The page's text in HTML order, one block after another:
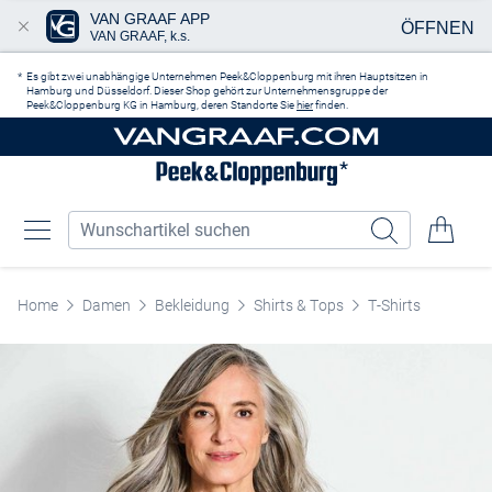
Es gibt zwei unabhängige Unternehmen Peek&Cloppenburg mit ihren Hauptsitzen in
Hamburg und Düsseldorf. Dieser Shop gehört zur Unternehmensgruppe der
Peek&Cloppenburg KG in Hamburg, deren Standorte Sie hierfinden.
Home Damen Bekleidung Shirts & Tops T-Shirts
VAN GRAAF APP
VAN GRAAF, k.s. ÖFFNEN